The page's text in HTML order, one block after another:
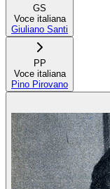
GS
Voce italiana
Giuliano Santi
PP
Voce italiana
Pino Pirovano